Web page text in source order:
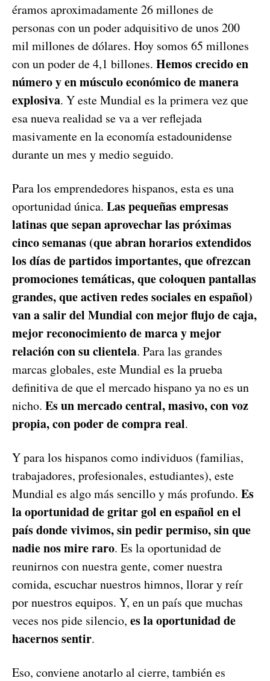
éramos aproximadamente 26 millones de
personas con un poder adquisitivo de unos 200
mil millones de dólares. Hoy somos 65 millones
con un poder de 4,1 billones. Hemos crecido en
número y en músculo económico de manera
explosiva. Y este Mundial es la primera vez que
esa nueva realidad se va a ver reflejada
masivamente en la economía estadounidense
durante un mes y medio seguido.
Para los emprendedores hispanos, esta es una
oportunidad única. Las pequeñas empresas
latinas que sepan aprovechar las próximas
cinco semanas (que abran horarios extendidos
los días de partidos importantes, que ofrezcan
promociones temáticas, que coloquen pantallas
grandes, que activen redes sociales en español)
van a salir del Mundial con mejor flujo de caja,
mejor reconocimiento de marca y mejor
relación con su clientela. Para las grandes
marcas globales, este Mundial es la prueba
definitiva de que el mercado hispano ya no es un
nicho. Es un mercado central, masivo, con voz
propia, con poder de compra real.
Y para los hispanos como individuos (familias,
trabajadores, profesionales, estudiantes), este
Mundial es algo más sencillo y más profundo. Es
la oportunidad de gritar gol en español en el
país donde vivimos, sin pedir permiso, sin que
nadie nos mire raro. Es la oportunidad de
reunirnos con nuestra gente, comer nuestra
comida, escuchar nuestros himnos, llorar y reír
por nuestros equipos. Y, en un país que muchas
veces nos pide silencio, es la oportunidad de
hacernos sentir.
Eso, conviene anotarlo al cierre, también es